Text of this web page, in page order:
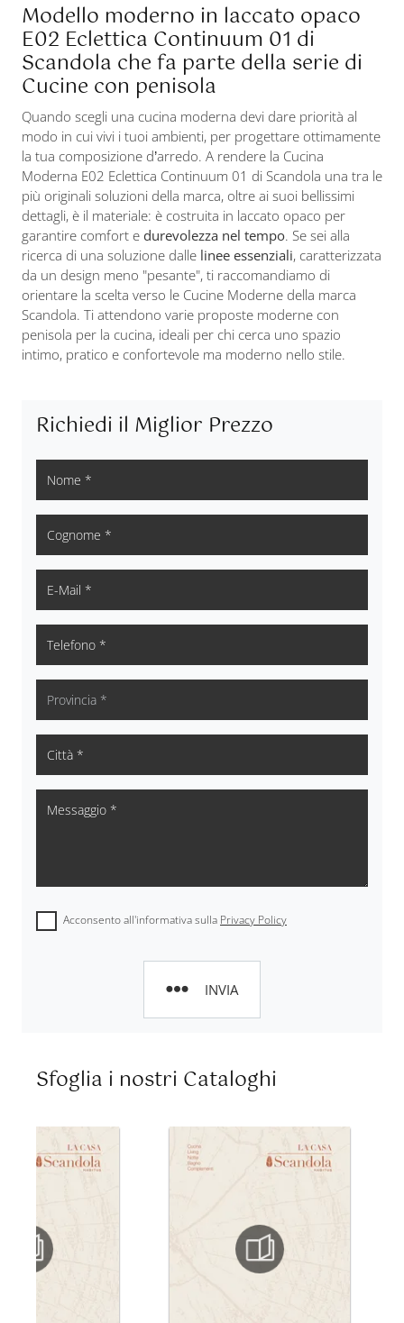
Modello moderno in laccato opaco
E02 Eclettica Continuum 01 di
Scandola che fa parte della serie di
Cucine con penisola
Quando scegli una cucina moderna devi dare priorità al
modo in cui vivi i tuoi ambienti, per progettare ottimamente
la tua composizione d’arredo. A rendere la Cucina
Moderna E02 Eclettica Continuum 01 di Scandola una tra le
più originali soluzioni della marca, oltre ai suoi bellissimi
dettagli, è il materiale: è costruita in laccato opaco per
garantire comfort e durevolezza nel tempo. Se sei alla
ricerca di una soluzione dalle linee essenziali, caratterizzata
da un design meno "pesante", ti raccomandiamo di
orientare la scelta verso le Cucine Moderne della marca
Scandola. Ti attendono varie proposte moderne con
penisola per la cucina, ideali per chi cerca uno spazio
intimo, pratico e confortevole ma moderno nello stile.
Richiedi il Miglior Prezzo
Acconsento all'informativa sulla Privacy Policy
INVIA
Sfoglia i nostri Cataloghi